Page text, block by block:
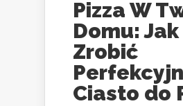
Pizza W
Domu: Jak
Zrobić
Ciasto do